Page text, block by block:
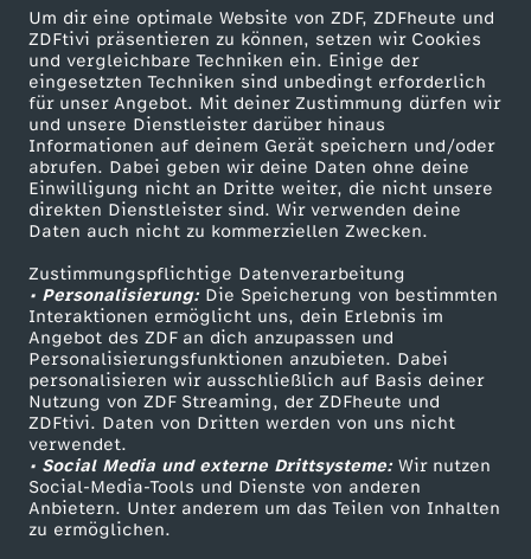
Um dir eine optimale Website von ZDF, ZDFheute und
ZDFtivi präsentieren zu können, setzen wir Cookies
und vergleichbare Techniken ein. Einige der
eingesetzten Techniken sind unbedingt erforderlich
für unser Angebot. Mit deiner Zustimmung dürfen wir
und unsere Dienstleister darüber hinaus
Informationen auf deinem Gerät speichern und/oder
abrufen. Dabei geben wir deine Daten ohne deine
Einwilligung nicht an Dritte weiter, die nicht unsere
direkten Dienstleister sind. Wir verwenden deine
Daten auch nicht zu kommerziellen Zwecken.
Zustimmungspflichtige Datenverarbeitung
• Personalisierung:Die Speicherung von bestimmten
Interaktionen ermöglicht uns, dein Erlebnis im
Angebot des ZDF an dich anzupassen und
Personalisierungsfunktionen anzubieten. Dabei
personalisieren wir ausschließlich auf Basis deiner
Nutzung von ZDF Streaming, der ZDFheute und
ZDFtivi. Daten von Dritten werden von uns nicht
verwendet.
• Social Media und externe Drittsysteme:Wir nutzen
Social-Media-Tools und Dienste von anderen
Anbietern. Unter anderem um das Teilen von Inhalten
zu ermöglichen.
u
n
g
v
o
m
0
3
.
0
Mehr ZDF
ZDF-Apps
Smart TV
ZDFtext
Livestreams
Sendungen A-Z
TV-Programm
Service
ZDFmitreden
Kontakt zum ZDF
Tickets
Zuschauerservice
Hilfe
ZDF Unternehmen
Karriere